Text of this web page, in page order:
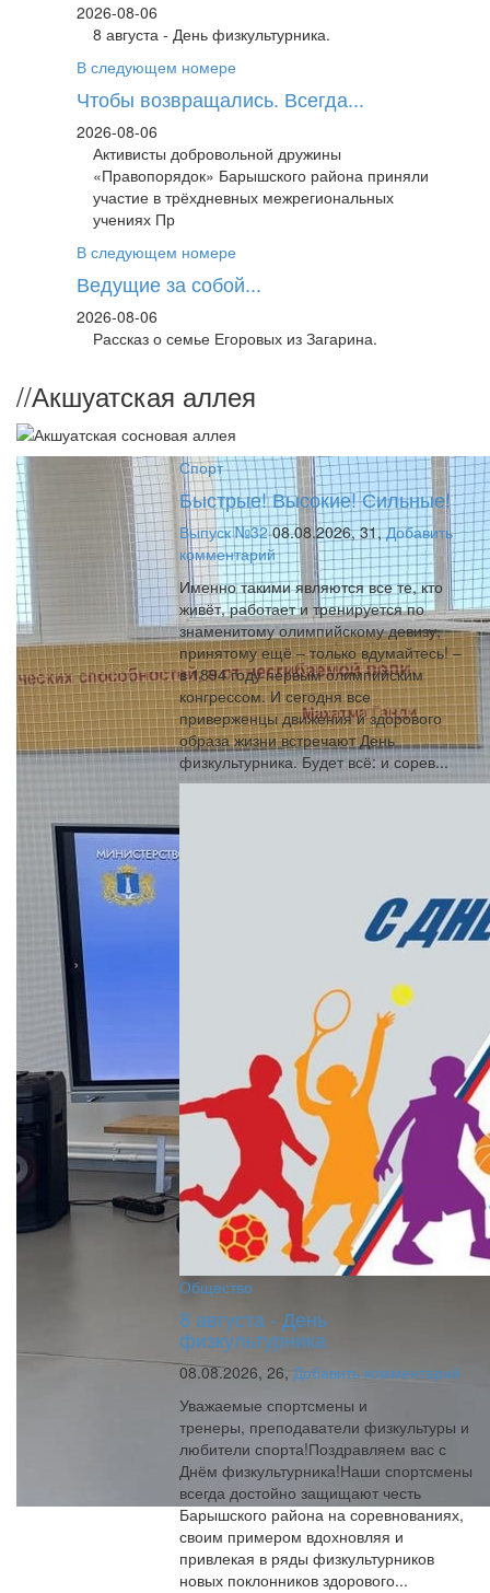
2026-08-06
8 августа - День физкультурника.
В следующем номере
Чтобы возвращались. Всегда...
2026-08-06
Активисты добровольной дружины
«Правопорядок» Барышского района приняли
участие в трёхдневных межрегиональных
учениях Пр
В следующем номере
Ведущие за собой...
2026-08-06
Рассказ о семье Егоровых из Загарина.
//Акшуатская аллея
Спорт
Быстрые! Высокие! Сильные!
Выпуск №32 08.08.2026, 31, Добавить
комментарий
Именно такими являются все те, кто
живёт, работает и тренируется по
знаменитому олимпийскому девизу,
принятому ещё – только вдумайтесь! –
в 1894 году первым олимпийским
конгрессом. И сегодня все
приверженцы движения и здорового
образа жизни встречают День
физкультурника. Будет всё: и сорев...
Общество
8 августа - День
физкультурника
08.08.2026, 26, Добавить комментарий
Уважаемые спортсмены и
тренеры, преподаватели физкультуры и
любители спорта!Поздравляем вас с
Днём физкультурника!Наши спортсмены
всегда достойно защищают честь
Барышского района на соревнованиях,
своим примером вдохновляя и
привлекая в ряды физкультурников
новых поклонников здорового...